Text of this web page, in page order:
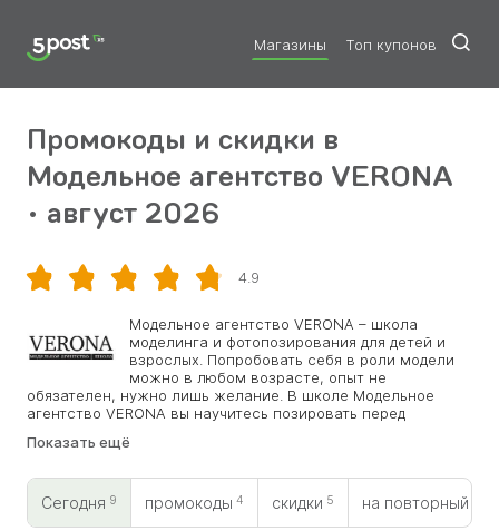
Магазины Топ купонов
Промокоды и скидки в
Модельное агентство VERONA
• август 2026
Сегодня 9 промокоды 4 скидки 5 на повторный
4.9
Модельное агентство VERONA – школа
моделинга и фотопозирования для детей и
взрослых. Попробовать себя в роли модели
можно в любом возрасте, опыт не
обязателен, нужно лишь желание. В школе Модельное
агентство VERONA вы научитесь позировать перед
уверенными и раскрепощенными. Есть различные курсы
небольшой кастинг. При применении промокода
Модельное агентство VERONA вы сможете сэкономить на
обучении.
Показать ещё